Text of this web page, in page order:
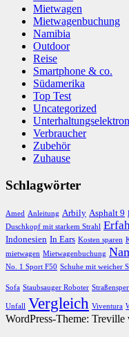
Mietwagenbuchung
Namibia
Outdoor
Reise
Smartphone & co.
Südamerika
Top Test
Uncategorized
Verbraucher
Zubehör
Zuhause
Schlagwörter
Duschkopf mit starkem Strahl
Indonesien In Ears Kosten sparen
mietwagen
Mietwagenbuchung
Schuhe mit weicher
Sofa Staubsauger Roboter
Unfall Vergleich Viventura
WordPress-Theme: Treville